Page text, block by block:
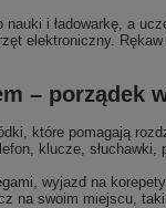
i ładowarkę, a
elektroniczny.
– porządek
które pomagają
klucze,
wyjazd na
na swoim miejscu,